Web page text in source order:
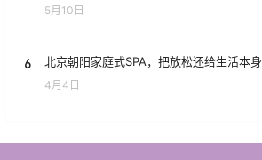
5月10日
6 北京朝阳家庭式SPA，把放松还给生活本身
4月4日